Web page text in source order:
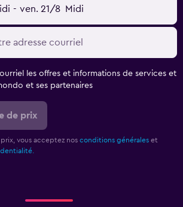
- ven. 21/8 Midi
les offres et informations de services et
et ses partenaires
de prix
vous acceptez nos conditions générales et